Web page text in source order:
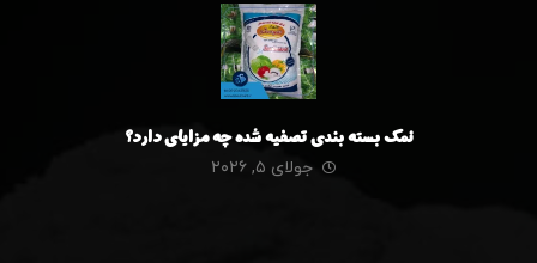
نمک بسته بندی تصفیه شده چه مزایای دارد؟
جولای ۵, ۲۰۲۶